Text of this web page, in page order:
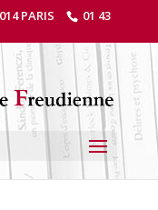
PARIS 01 43